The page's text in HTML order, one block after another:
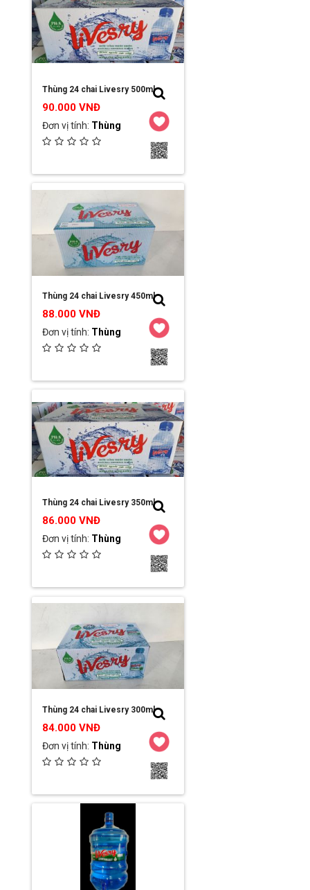
Chi tiết / Đặt hàng
Thùng 24 chai Livesry 500ml
90.000 VNĐ
Đơn vị tính: Thùng
Ngày đăng:2023-03-16 19:11:39
Đơn vị: Công ty TNHH MTV Hải Sơn
Chi tiết / Đặt hàng
Thùng 24 chai Livesry 450ml
88.000 VNĐ
Đơn vị tính: Thùng
Đơn vị:Công ty TNHH MTV Hải Sơn
Chi tiết / Đặt hàng
Thùng 24 chai Livesry 350ml
86.000 VNĐ
Đơn vị tính: Thùng
Ngày đăng:2023-03-16 19:03:31
Công ty TNHH MTV Hải Sơn
Chi tiết / Đặt hàng
Thùng 24 chai Livesry 300ml
84.000 VNĐ
Đơn vị tính: Thùng
2023-03-16 19:00:32
Công ty TNHH MTV Hải Sơn
Chi tiết / Đặt hàng